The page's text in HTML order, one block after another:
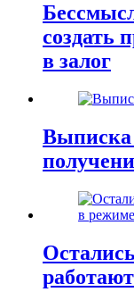
создать
в залог